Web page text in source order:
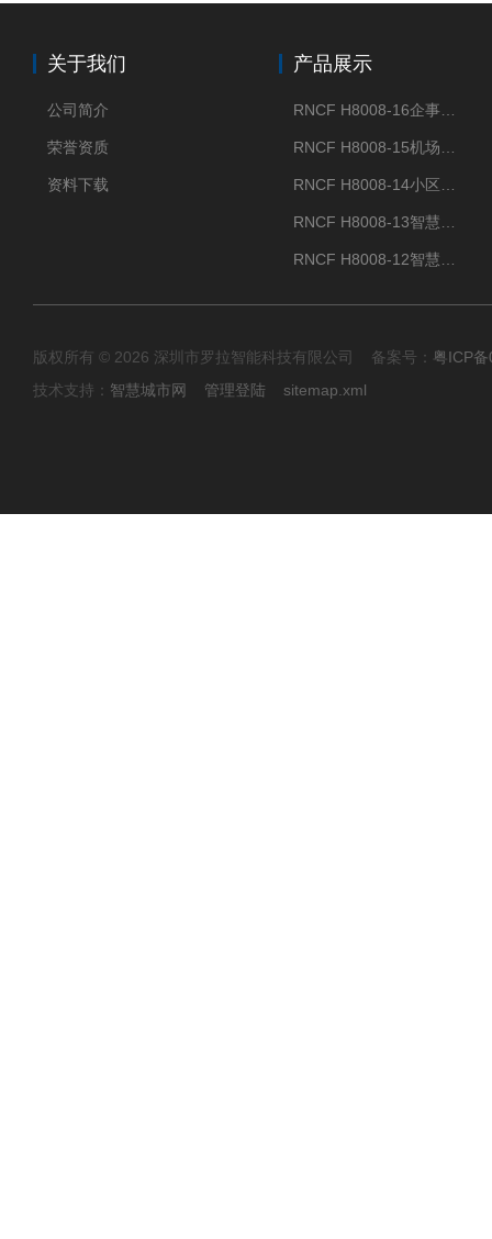
关于我们
公司简介
荣誉资质
资料下载
产品展示
版权所有 © 2026 深圳市罗拉智能科技有限公司 备案号： 粤ICP
技术支持： 智慧城市网 管理登陆 sitemap.xml